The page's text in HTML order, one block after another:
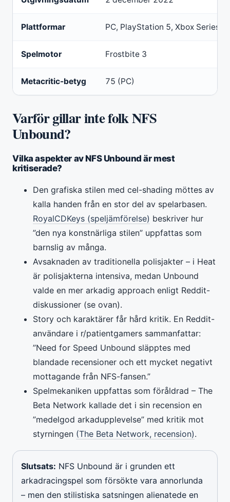
Plattformar PC, PlayStation 5, Xbox Series
Spelmotor Frostbite 3
Metacritic-betyg 75 (PC)
Varför gillar inte folk NFS
Unbound?
Vilka aspekter av NFS Unbound är mest
kritiserade?
Den grafiska stilen med cel-shading möttes av
kalla handen från en stor del av spelarbasen.
RoyalCDKeys (speljämförelse) beskriver hur
”den nya konstnärliga stilen” uppfattas som
barnslig av många.
Avsaknaden av traditionella polisjakter – i Heat
är polisjakterna intensiva, medan Unbound
valde en mer arkadig approach enligt Reddit-
diskussioner (se ovan).
Story och karaktärer får hård kritik. En Reddit-
användare i r/patientgamers sammanfattar:
”Need for Speed Unbound släpptes med
blandade recensioner och ett mycket negativt
mottagande från NFS-fansen.”
Spelmekaniken uppfattas som föråldrad – The
Beta Network kallade det i sin recension en
”medelgod arkadupplevelse” med kritik mot
styrningen (The Beta Network, recension).
Slutsats: NFS Unbound är i grunden ett
arkadracingspel som försökte vara annorlunda
– men den stilistiska satsningen alienatede en